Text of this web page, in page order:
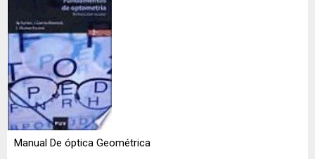
Manual De óptica Geométrica